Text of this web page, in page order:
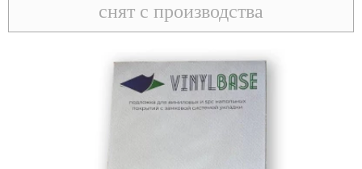
снят с производства